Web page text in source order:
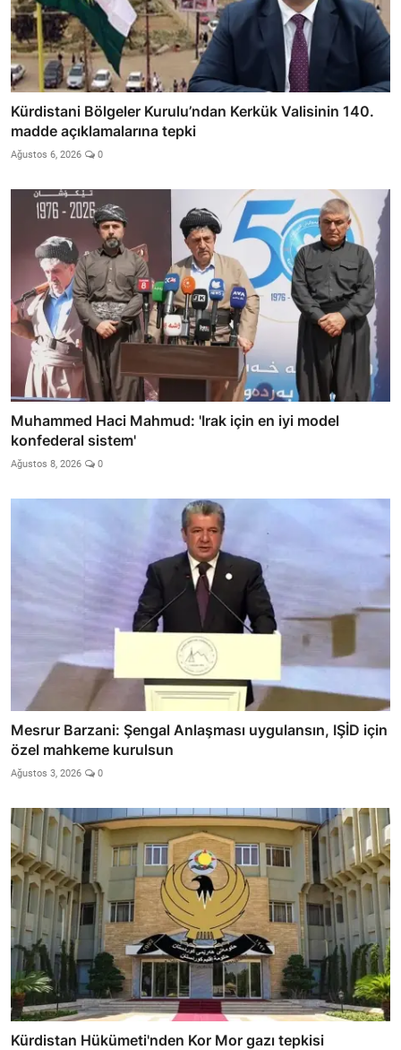
Kürdistani Bölgeler Kurulu’ndan Kerkük Valisinin 140.
madde açıklamalarına tepki
Ağustos 6, 2026 0
Muhammed Haci Mahmud: 'Irak için en iyi model
konfederal sistem'
Ağustos 8, 2026 0
Mesrur Barzani: Şengal Anlaşması uygulansın, IŞİD için
özel mahkeme kurulsun
Ağustos 3, 2026 0
Kürdistan Hükümeti'nden Kor Mor gazı tepkisi